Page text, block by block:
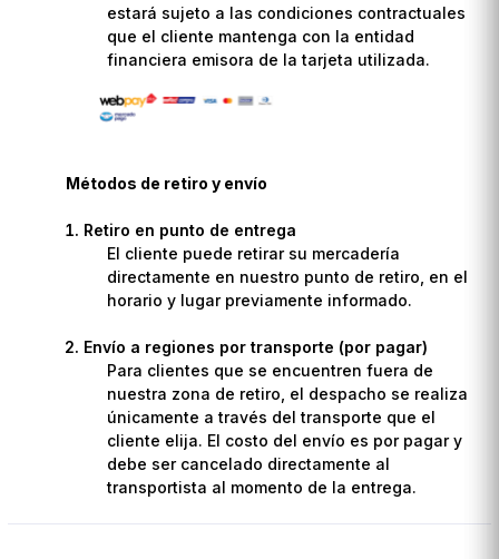
estará sujeto a las condiciones contractuales
que el cliente mantenga con la entidad
financiera emisora de la tarjeta utilizada.
Métodos de retiro y envío
Retiro en punto de entrega
El cliente puede retirar su mercadería
directamente en nuestro punto de retiro, en el
horario y lugar previamente informado.
Envío a regiones por transporte (por pagar)
Para clientes que se encuentren fuera de
nuestra zona de retiro, el despacho se realiza
únicamente a través del transporte que el
cliente elija. El costo del envío es por pagar y
debe ser cancelado directamente al
transportista al momento de la entrega.